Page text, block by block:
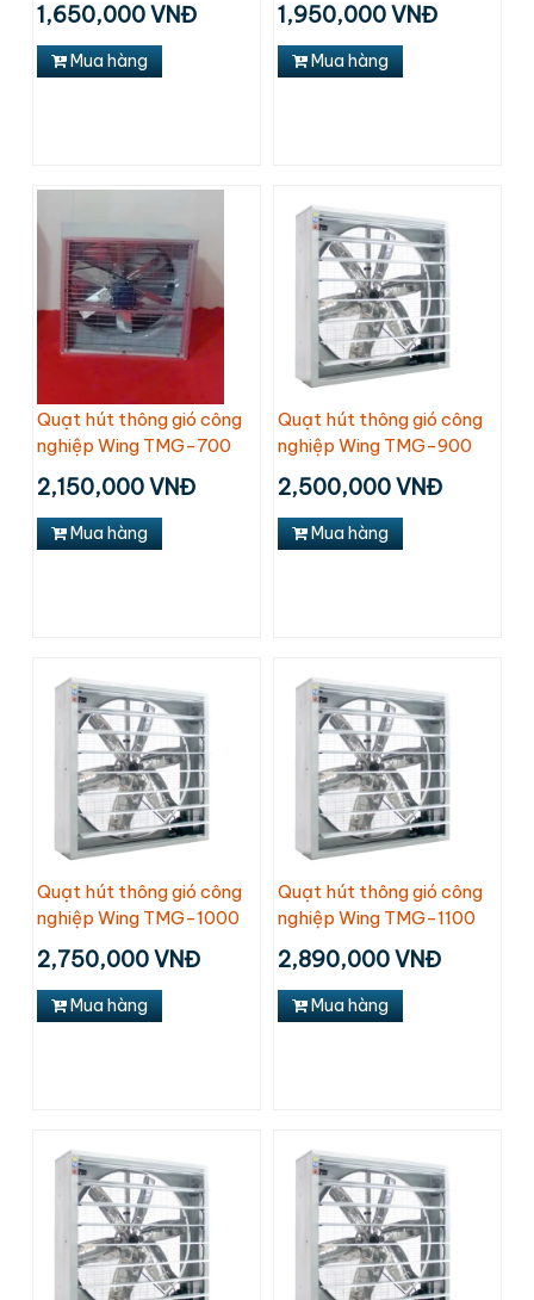
1,650,000 VNĐ
Mua hàng
1,950,000 VNĐ
Mua hàng
Quạt hút thông gió công
nghiệp Wing TMG-700
2,150,000 VNĐ
Mua hàng
Quạt hút thông gió công
nghiệp Wing TMG-900
2,500,000 VNĐ
Mua hàng
Quạt hút thông gió công
nghiệp Wing TMG-1000
2,750,000 VNĐ
Mua hàng
Quạt hút thông gió công
nghiệp Wing TMG-1100
2,890,000 VNĐ
Mua hàng